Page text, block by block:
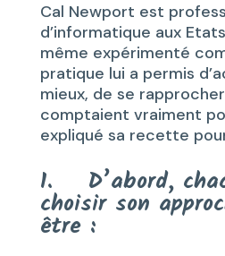
Cal Newport est
d’informatique aux
même expérimenté
pratique lui a permis
mieux, de se
comptaient vraiment
expliqué sa recette
1. D’abord,
choisir son
être :